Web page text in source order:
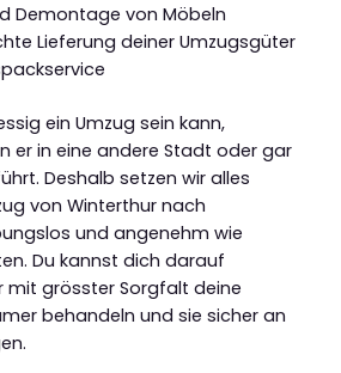
Demontage von Möbeln
Lieferung deiner Umzugsgüter
ein Umzug sein kann,
er in eine andere Stadt oder gar
Deshalb setzen wir alles
von Winterthur nach
und angenehm wie
Du kannst dich darauf
mit grösster Sorgfalt deine
behandeln und sie sicher an